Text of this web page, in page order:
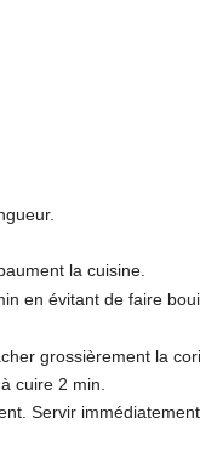
la cuisine.
en évitant de faire
grossièrement la
cuire 2 min.
Servir